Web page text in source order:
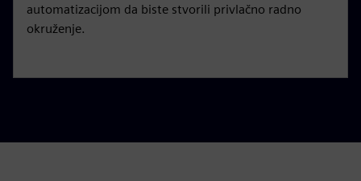
automatizacijom da biste stvorili privlačno radno
okruženje.